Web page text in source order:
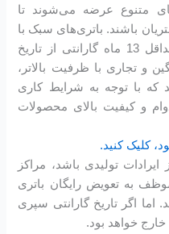
متنوع عرضه می‌شوند تا
باشند. باتری‌های سبک با
ظرفیت تا 74 آمپرساعت (Ah)، حداقل 13 ماه گارانتی از تاریخ
و تجاری با ظرفیت بالاتر،
هستند که با توجه به شرایط کاری
و کیفیت بالای محصولات
کلیک کنید.
تولیدی باشد، مراکز
به تعویض رایگان باتری
اما اگر تاریخ گارانتی سپری
خواهد بود.